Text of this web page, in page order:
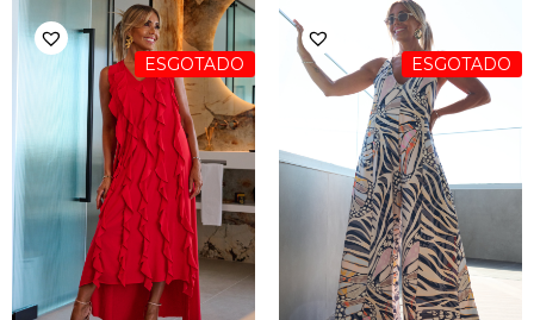
ESGOTADO ESGOTADO